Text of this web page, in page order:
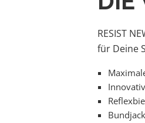
RESIST
für Deine